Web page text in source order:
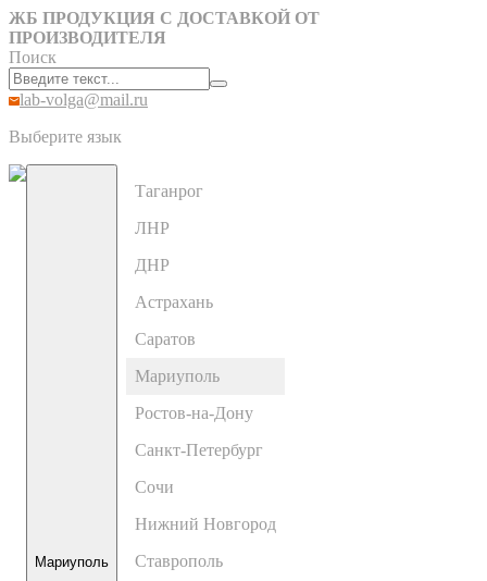
ЖБ ПРОДУКЦИЯ С ДОСТАВКОЙ ОТ
ПРОИЗВОДИТЕЛЯ
Поиск
lab-volga@mail.ru
Выберите язык
Мариуполь
Таганрог
ЛНР
ДНР
Астрахань
Саратов
Мариуполь
Ростов-на-Дону
Санкт-Петербург
Сочи
Нижний Новгород
Ставрополь